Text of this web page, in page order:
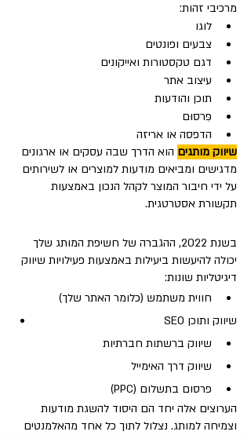
מרכיבי זהות:
לוגו
צבעים ופונטים
דגם טקסטורות ואייקונים
עיצוב אתר
תוכן והודעות
פִּרסוּם
הדפסה או אריזה
שיווק מותגים הוא הדרך שבה עסקים או ארגונים
מדגישים ומביאים מודעות למוצרים או לשירותים
על ידי חיבור המוצר לקהל הנכון באמצעות
תקשורת אסטרטגית.
בשנת 2022, ההגברה של חשיפת המותג שלך
יכולה להיעשות ביעילות באמצעות פעילויות שיווק
דיגיטליות שונות:
חווית משתמש (כלומר האתר שלך)
SEO שיווק ותוכן
שיווק ברשתות חברתיות
שיווק דרך האימייל
פרסום בתשלום (PPC)
הערוצים אלה יחד הם היסוד להשגת מודעות
וצמיחה למותג. נצלול לתוך כל אחד מהאלמנטים